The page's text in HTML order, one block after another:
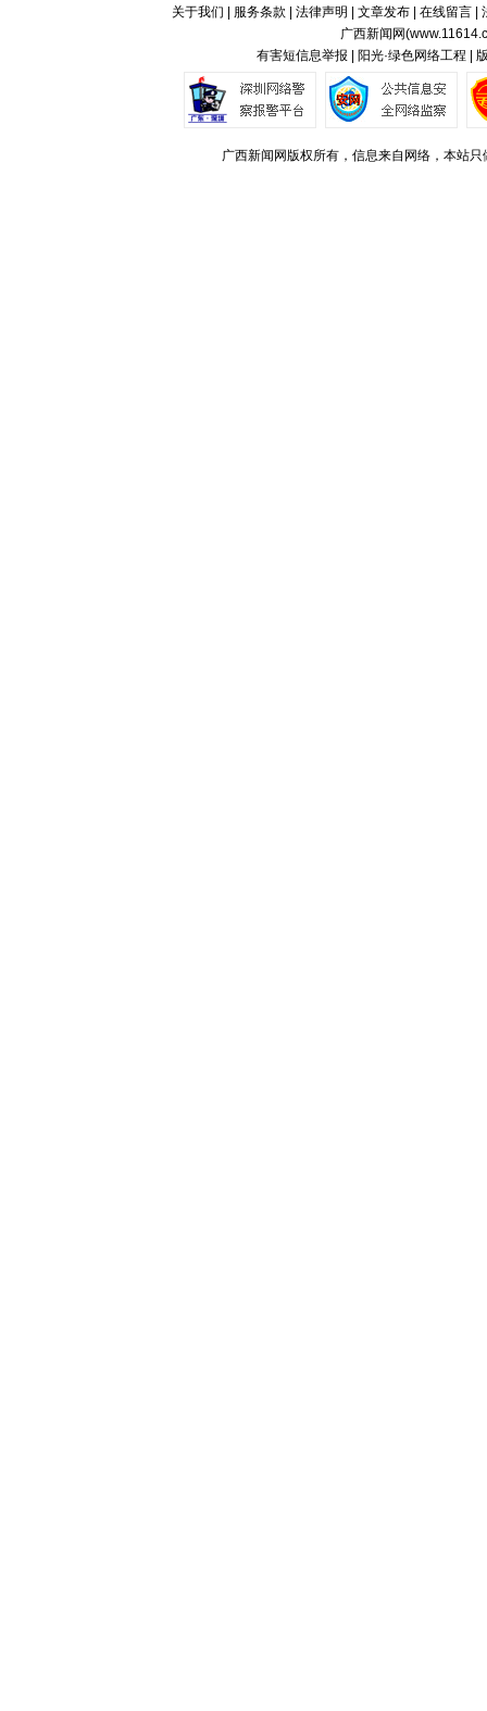
关于我们 服务条款 法律声明 文章发布| 在线留言|
广西新闻网(
有害短信息举报 | 阳光·绿色网络工程 |
广西新闻网版权所有，信息来自网络，本站